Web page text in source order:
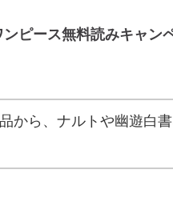
ンピース無料読みキャン
から、ナルトや幽遊白